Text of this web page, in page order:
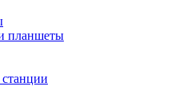
планшеты